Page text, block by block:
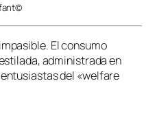
El consumo
administrada en
del «welfare